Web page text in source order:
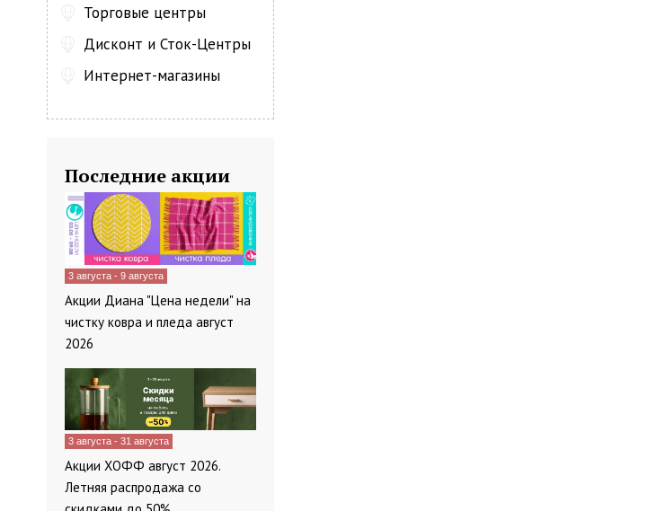
Торговые центры
Дисконт и Сток-Центры
Интернет-магазины
Последние акции
3 августа - 9 августа
Акции Диана "Цена недели" на
чистку ковра и пледа август
2026
3 августа - 31 августа
Акции ХОФФ август 2026.
Летняя распродажа со